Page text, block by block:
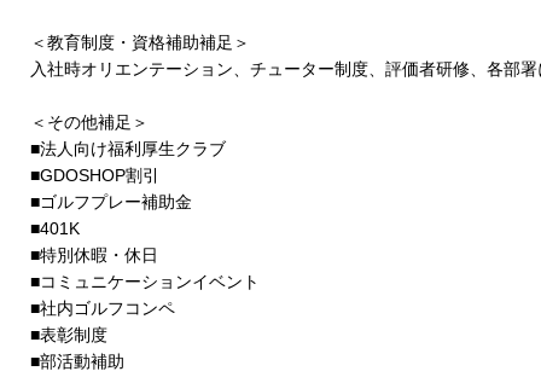
＜教育制度・資格補助補足＞
入社時オリエンテーション、チューター制度、評価者研修、各部
＜その他補足＞
■法人向け福利厚生クラブ
■GDOSHOP割引
■ゴルフプレー補助金
■401K
■特別休暇・休日
■コミュニケーションイベント
■社内ゴルフコンペ
■表彰制度
■部活動補助